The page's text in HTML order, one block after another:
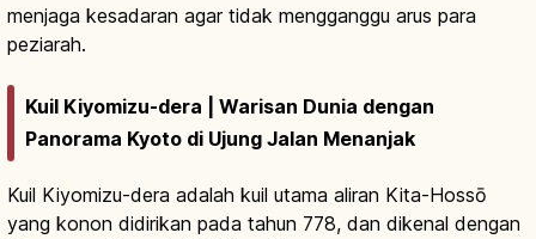
menjaga kesadaran agar tidak mengganggu arus para
peziarah.
Kuil Kiyomizu-dera | Warisan Dunia dengan
Panorama Kyoto di Ujung Jalan Menanjak
Kuil Kiyomizu-dera adalah kuil utama aliran Kita-Hossō
yang konon didirikan pada tahun 778, dan dikenal dengan